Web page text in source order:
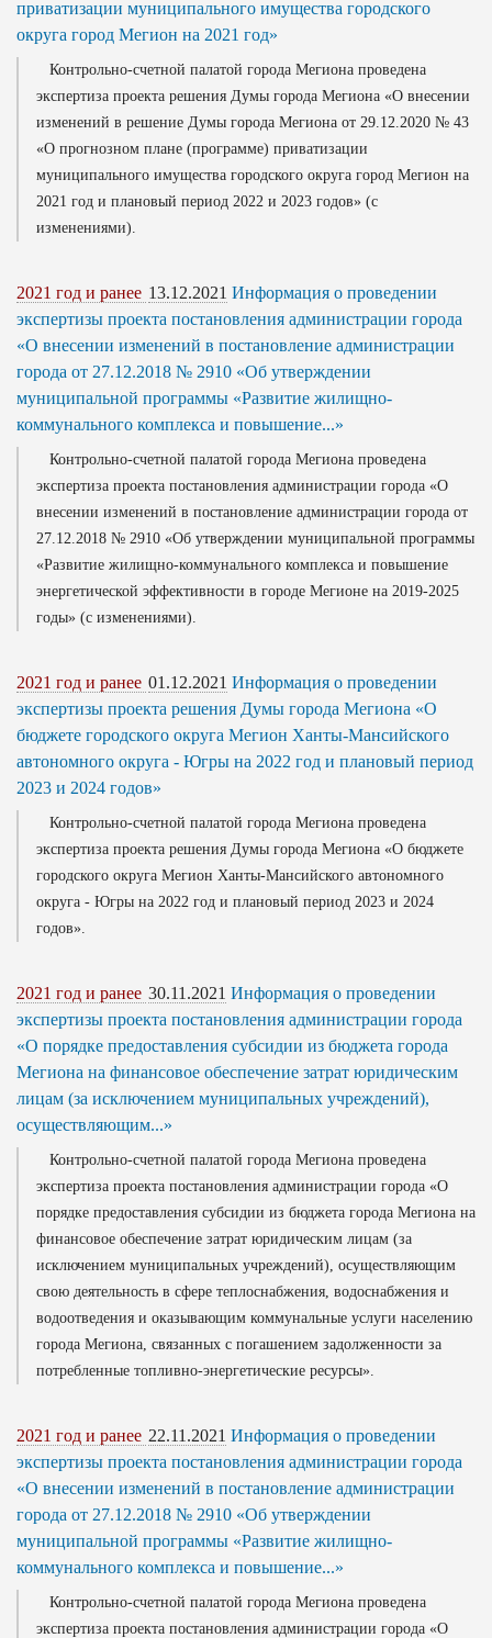
приватизации муниципального имущества городского
округа город Мегион на 2021 год»
Контрольно-счетной палатой города Мегиона проведена
экспертиза проекта решения Думы города Мегиона «О внесении
изменений в решение Думы города Мегиона от 29.12.2020 № 43
«О прогнозном плане (программе) приватизации
муниципального имущества городского округа город Мегион на
2021 год и плановый период 2022 и 2023 годов» (с
изменениями).
2021 год и ранее 13.12.2021 Информация о проведении
экспертизы проекта постановления администрации города
«О внесении изменений в постановление администрации
города от 27.12.2018 № 2910 «Об утверждении
муниципальной программы «Развитие жилищно-
коммунального комплекса и повышение...»
Контрольно-счетной палатой города Мегиона проведена
экспертиза проекта постановления администрации города «О
внесении изменений в постановление администрации города от
27.12.2018 № 2910 «Об утверждении муниципальной программы
«Развитие жилищно-коммунального комплекса и повышение
энергетической эффективности в городе Мегионе на 2019-2025
годы» (с изменениями).
2021 год и ранее 01.12.2021 Информация о проведении
экспертизы проекта решения Думы города Мегиона «О
бюджете городского округа Мегион Ханты-Мансийского
автономного округа - Югры на 2022 год и плановый период
2023 и 2024 годов»
Контрольно-счетной палатой города Мегиона проведена
экспертиза проекта решения Думы города Мегиона «О бюджете
городского округа Мегион Ханты-Мансийского автономного
округа - Югры на 2022 год и плановый период 2023 и 2024
годов».
2021 год и ранее 30.11.2021 Информация о проведении
экспертизы проекта постановления администрации города
«О порядке предоставления субсидии из бюджета города
Мегиона на финансовое обеспечение затрат юридическим
лицам (за исключением муниципальных учреждений),
осуществляющим...»
Контрольно-счетной палатой города Мегиона проведена
экспертиза проекта постановления администрации города «О
порядке предоставления субсидии из бюджета города Мегиона на
финансовое обеспечение затрат юридическим лицам (за
исключением муниципальных учреждений), осуществляющим
свою деятельность в сфере теплоснабжения, водоснабжения и
водоотведения и оказывающим коммунальные услуги населению
города Мегиона, связанных с погашением задолженности за
потребленные топливно-энергетические ресурсы».
2021 год и ранее 22.11.2021 Информация о проведении
экспертизы проекта постановления администрации города
«О внесении изменений в постановление администрации
города от 27.12.2018 № 2910 «Об утверждении
муниципальной программы «Развитие жилищно-
коммунального комплекса и повышение...»
Контрольно-счетной палатой города Мегиона проведена
экспертиза проекта постановления администрации города «О